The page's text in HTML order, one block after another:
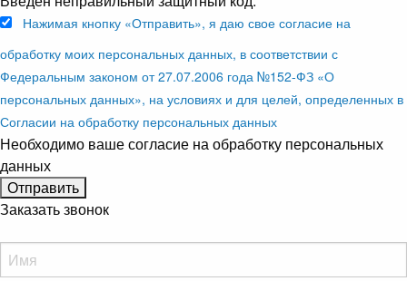
Нажимая кнопку «Отправить», я даю свое согласие на
обработку моих персональных данных, в соответствии с
Федеральным законом от 27.07.2006 года №152-ФЗ «О
персональных данных», на условиях и для целей, определенных в
Согласии на обработку персональных данных
Необходимо ваше согласие на обработку персональных
данных
Заказать звонок